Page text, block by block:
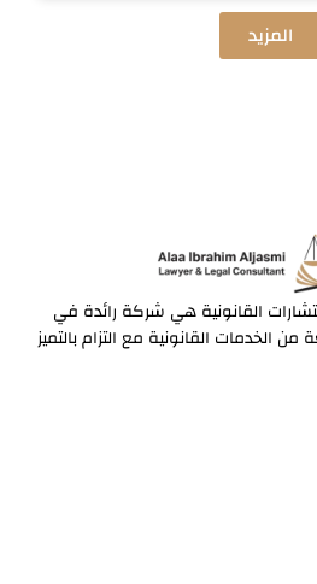
المزيد
القانونية هي شركة رائدة في
القانونية مع التزام بالتميز